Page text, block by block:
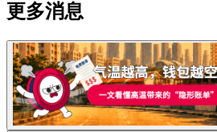
更多消息